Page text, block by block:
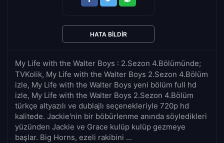
My Life with the Walter Boys : 2.Sezon 4.Bölümünde;
TVKolik, My Life with the Walter Boys 2.Sezon 4.Bölüm
izle, My Life with the Walter Boys yeni bölüm full hd
izle, My Life with the Walter Boys 2.Sezon 4.Bölüm
türkçe altyazılı ve dublajlı seçenekleriyle 720p hd
kalitede. Jackie'nin bir böbürlenme anında söyledikleri
yüzünden Jackie ve Grace kulüp kulüp gezmeye
başlar. Big Horns, ezeli rakibini ...
HATA BILDIR